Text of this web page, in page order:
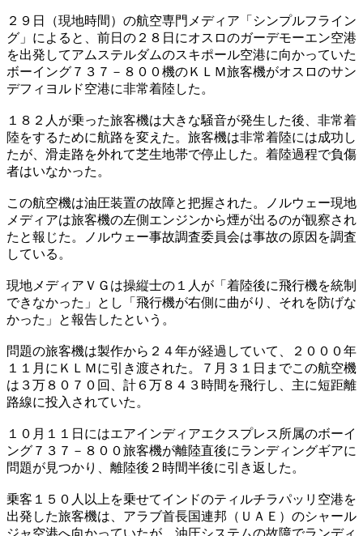
２９日（現地時間）の航空専門メディア「シンプルフライン
グ」によると、前日の２８日にオスロのガーデモーエン空港
を出発してアムステルダムのスキポール空港に向かっていた
ボーイング７３７－８００機のＫＬＭ旅客機がオスロのサン
デフィヨルド空港に非常着陸した。
１８２人が乗った旅客機は大きな騒音が発生した後、非常着
陸をするために航路を変えた。旅客機は非常着陸には成功し
たが、滑走路を外れて芝生地帯で停止した。着陸過程で負傷
者はいなかった。
この航空機は油圧装置の故障と把握された。ノルウェー現地
メディアは旅客機の左側エンジンから煙が出るのが観察され
たと報じた。ノルウェー事故調査委員会は事故の原因を調査
している。
現地メディアＶＧは操縦士の１人が「着陸後に飛行機を統制
できなかった」とし「飛行機が右側に曲がり、それを防げな
かった」と報告したという。
問題の旅客機は製作から２４年が経過していて、２０００年
１１月にＫＬＭに引き渡された。７月３１日までこの航空機
は３万８０７０回、計６万８４３時間を飛行し、主に短距離
路線に投入されていた。
１０月１１日にはエアインディアエクスプレス所属のボーイ
ング７３７－８００旅客機が離陸直後にランディングギアに
問題が見つかり、離陸後２時間半後に引き返した。
乗客１５０人以上を乗せてインドのティルチラパッリ空港を
出発した旅客機は、アラブ首長国連邦（ＵＡＥ）のシャール